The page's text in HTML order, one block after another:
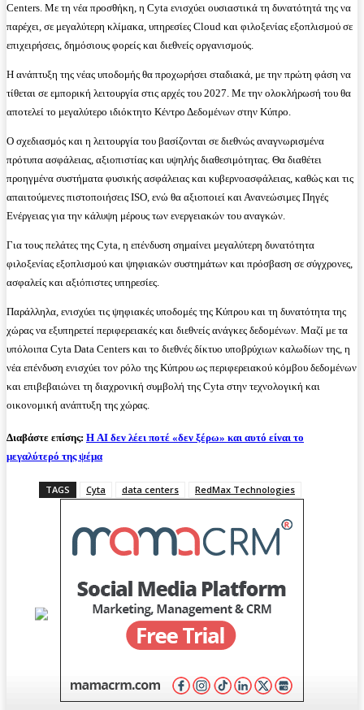
Centers. Με τη νέα προσθήκη, η Cyta ενισχύει ουσιαστικά τη δυνατότητά της να
παρέχει, σε μεγαλύτερη κλίμακα, υπηρεσίες Cloud και φιλοξενίας εξοπλισμού σε
επιχειρήσεις, δημόσιους φορείς και διεθνείς οργανισμούς.
Η ανάπτυξη της νέας υποδομής θα προχωρήσει σταδιακά, με την πρώτη φάση να
τίθεται σε εμπορική λειτουργία στις αρχές του 2027. Με την ολοκλήρωσή του θα
αποτελεί το μεγαλύτερο ιδιόκτητο Κέντρο Δεδομένων στην Κύπρο.
Ο σχεδιασμός και η λειτουργία του βασίζονται σε διεθνώς αναγνωρισμένα
πρότυπα ασφάλειας, αξιοπιστίας και υψηλής διαθεσιμότητας. Θα διαθέτει
προηγμένα συστήματα φυσικής ασφάλειας και κυβερνοασφάλειας, καθώς και τις
απαιτούμενες πιστοποιήσεις ISO, ενώ θα αξιοποιεί και Ανανεώσιμες Πηγές
Ενέργειας για την κάλυψη μέρους των ενεργειακών του αναγκών.
Για τους πελάτες της Cyta, η επένδυση σημαίνει μεγαλύτερη δυνατότητα
φιλοξενίας εξοπλισμού και ψηφιακών συστημάτων και πρόσβαση σε σύγχρονες,
ασφαλείς και αξιόπιστες υπηρεσίες.
Παράλληλα, ενισχύει τις ψηφιακές υποδομές της Κύπρου και τη δυνατότητα της
χώρας να εξυπηρετεί περιφερειακές και διεθνείς ανάγκες δεδομένων. Μαζί με τα
υπόλοιπα Cyta Data Centers και το διεθνές δίκτυο υποβρύχιων καλωδίων της, η
νέα επένδυση ενισχύει τον ρόλο της Κύπρου ως περιφερειακού κόμβου δεδομένων
και επιβεβαιώνει τη διαχρονική συμβολή της Cyta στην τεχνολογική και
οικονομική ανάπτυξη της χώρας.
Διαβάστε επίσης: Η AI δεν λέει ποτέ «δεν ξέρω» και αυτό είναι το
μεγαλύτερό της ψέμα
TAGS Cyta data centers RedMax Technologies